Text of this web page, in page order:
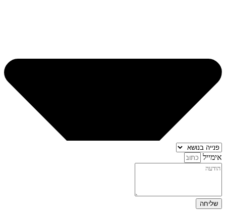
אימייל
שליחה